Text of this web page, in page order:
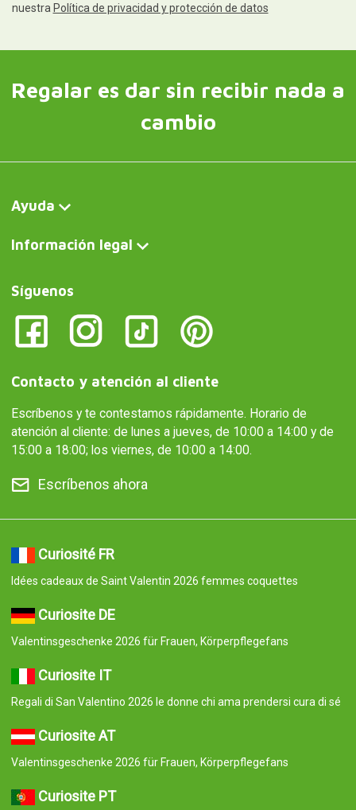
nuestra Política de privacidad y protección de datos
Regalar es dar sin recibir nada a
cambio
Ayuda
Información legal
Síguenos
Contacto y atención al cliente
Escríbenos y te contestamos rápidamente. Horario de
atención al cliente: de lunes a jueves, de 10:00 a 14:00 y de
15:00 a 18:00; los viernes, de 10:00 a 14:00.
Escríbenos ahora
Curiosité FR
Idées cadeaux de Saint Valentin 2026 femmes coquettes
Curiosite DE
Valentinsgeschenke 2026 für Frauen, Körperpflegefans
Curiosite IT
Regali di San Valentino 2026 le donne chi ama prendersi cura di sé
Curiosite AT
Valentinsgeschenke 2026 für Frauen, Körperpflegefans
Curiosite PT